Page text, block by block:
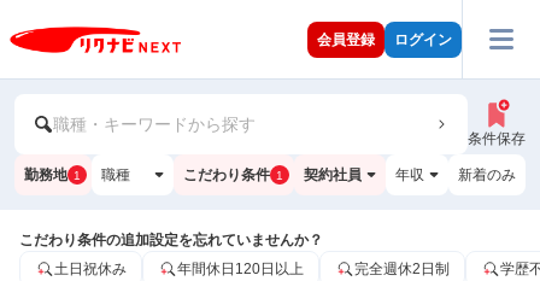
会員登録 ログイン
職種・キーワードから探す
条件保存
勤務地 1 職種 こだわり条件 1 契約社員 年収 新着のみ
こだわり条件の追加設定を忘れていませんか？
土日祝休み
年間休日120日以上 完全週休2日制 学歴